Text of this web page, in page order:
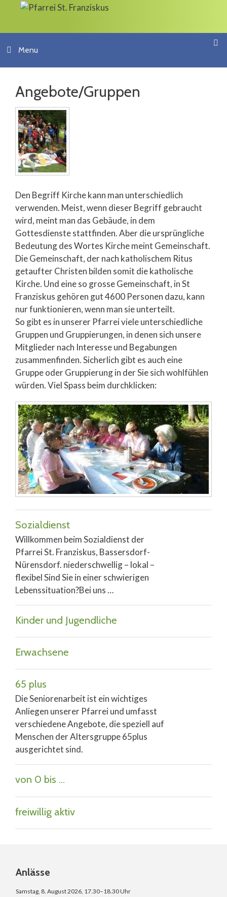
Springe
Inhalt
Menu
Angebote/Gruppen
Den Begriff Kirche kann man unterschiedlich
verwenden. Meist, wenn dieser Begriff gebraucht
wird, meint man das Gebäude, in dem
Gottesdienste stattfinden. Aber die ursprüngliche
Bedeutung des Wortes Kirche meint Gemeinschaft.
Die Gemeinschaft, der nach katholischem Ritus
getaufter Christen bilden somit die katholische
Kirche. Und eine so grosse Gemeinschaft, in St
Franziskus gehören gut 4600 Personen dazu, kann
nur funktionieren, wenn man sie unterteilt.
So gibt es in unserer Pfarrei viele unterschiedliche
Gruppen und Gruppierungen, in denen sich unsere
Mitglieder nach Interesse und Begabungen
zusammenfinden. Sicherlich gibt es auch eine
Gruppe oder Gruppierung in der Sie sich wohlfühlen
würden. Viel Spass beim durchklicken:
Sozialdienst
Willkommen beim Sozialdienst der
Pfarrei St. Franziskus, Bassersdorf-
Nürensdorf. niederschwellig – lokal –
flexibel Sind Sie in einer schwierigen
Lebenssituation?Bei uns …
Kinder und Jugendliche
Erwachsene
65 plus
Die Seniorenarbeit ist ein wichtiges
Anliegen unserer Pfarrei und umfasst
verschiedene Angebote, die speziell auf
Menschen der Altersgruppe 65plus
ausgerichtet sind.
von 0 bis ...
freiwillig aktiv
Anlässe
Samstag, 8. August 2026, 17.30–18.30 Uhr